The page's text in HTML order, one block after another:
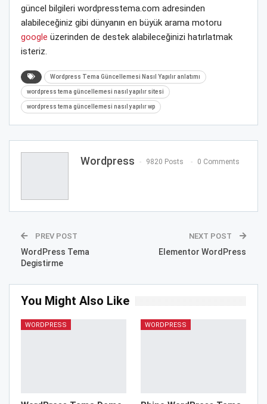
güncel bilgileri wordpresstema.com adresinden
alabileceğiniz gibi dünyanın en büyük arama motoru
google üzerinden de destek alabileceğinizi hatırlatmak
isteriz.
Wordpress Tema Güncellemesi Nasıl Yapılır anlatımı
wordpress tema güncellemesi nasıl yapılır sitesi
wordpress tema güncellemesi nasıl yapılır wp
Wordpress 9820 Posts 0 Comments
PREV POST
WordPress Tema
Degistirme
NEXT POST
Elementor WordPress
You Might Also Like
WORDPRESS WORDPRESS